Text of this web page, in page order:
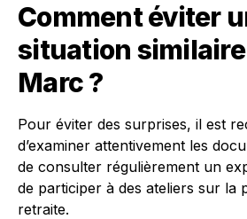
Comment éviter
situation similaire
Marc ?
Pour éviter des surprises, il est
d’examiner attentivement les
de consulter régulièrement un
de participer à des ateliers sur la
retraite.